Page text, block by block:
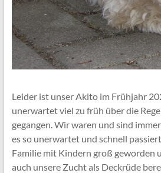
Leider ist unser Akito im Frühjahr
unerwartet viel zu früh über die
gegangen. Wir waren und sind
es so unerwartet und schnell
Familie mit Kindern groß geworden
auch unsere Zucht als Deckrüde